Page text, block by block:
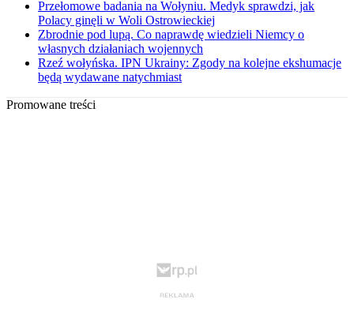
Przełomowe badania na Wołyniu. Medyk sprawdzi, jak
Polacy ginęli w Woli Ostrowieckiej
Zbrodnie pod lupą. Co naprawdę wiedzieli Niemcy o
własnych działaniach wojennych
Rzeź wołyńska. IPN Ukrainy: Zgody na kolejne ekshumacje
będą wydawane natychmiast
Promowane treści